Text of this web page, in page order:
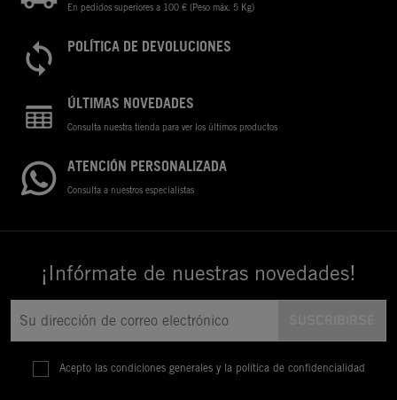
En pedidos superiores a 100 € (Peso máx. 5 Kg)
POLÍTICA DE DEVOLUCIONES
ÚLTIMAS NOVEDADES
Consulta nuestra tienda para ver los últimos productos
ATENCIÓN PERSONALIZADA
Consulta a nuestros especialistas
¡Infórmate de nuestras novedades!
Acepto las condiciones generales y la política de confidencialidad